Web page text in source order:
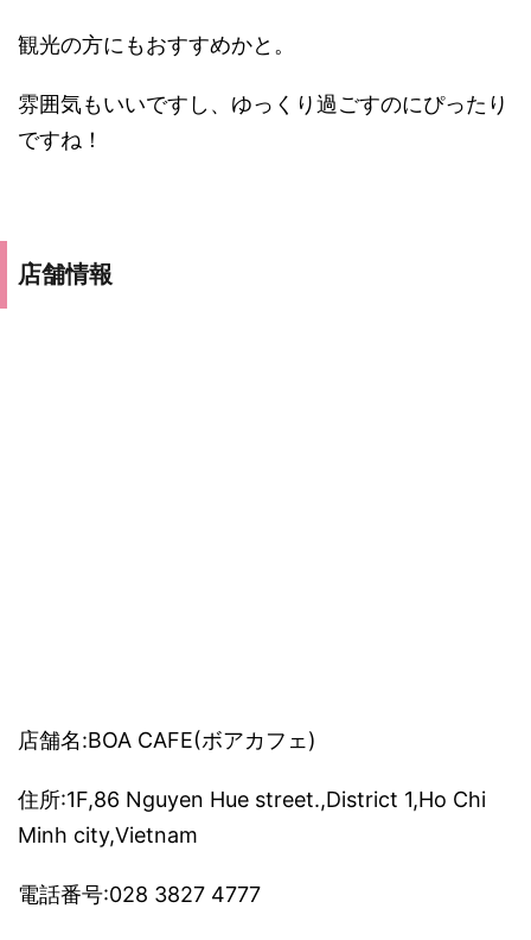
観光の方にもおすすめかと。
雰囲気もいいですし、ゆっくり過ごすのにぴったり
ですね！
店舗情報
店舗名:BOA CAFE(ボアカフェ)
住所:1F,86 Nguyen Hue street.,District 1,Ho Chi
Minh city,Vietnam
電話番号:028 3827 4777